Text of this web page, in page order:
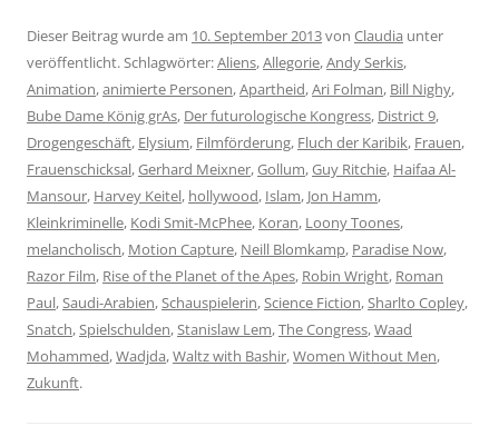
Dieser Beitrag wurde am 10. September 2013von Claudia unter
veröffentlicht. Schlagwörter:Aliens,Allegorie,Andy Serkis,
Animation,animierte Personen,Apartheid,Ari Folman, Bill Nighy,
Bube Dame König grAs, Der futurologische Kongress, District 9,
Drogengeschäft, Elysium, Filmförderung, Fluch der Karibik, Frauen,
Frauenschicksal,Gerhard Meixner,Gollum,Guy Ritchie, Haifaa Al-
Mansour, Harvey Keitel, hollywood, Islam, Jon Hamm,
Kleinkriminelle, Kodi Smit-McPhee, Koran, Loony Toones,
melancholisch, Motion Capture, Neill Blomkamp, Paradise Now,
Razor Film, Rise of the Planet of the Apes, Robin Wright, Roman
Paul,Saudi-Arabien,Schauspielerin,Science Fiction,Sharlto Copley,
Snatch,Spielschulden,Stanislaw Lem,The Congress,Waad
Mohammed,Wadjda,Waltz with Bashir,Women Without Men,
Zukunft.